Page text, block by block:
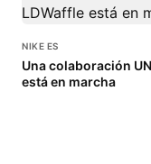
NIKE ES
Una colaboración
está en marcha